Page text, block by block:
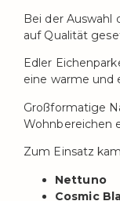
Bei der Auswahl
auf Qualität
Edler
eine warme und
Großformatige
Wohnbereichen
Zum Einsatz
Nettuno
Cosmic